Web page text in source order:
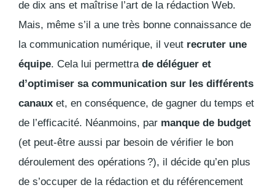
de dix ans et maîtrise l’art de la rédaction Web.
Mais, même s’il a une très bonne connaissance de
la communication numérique, il veut recruter une
équipe. Cela lui permettra de déléguer et
d’optimiser sa communication sur les différents
canaux et, en conséquence, de gagner du temps et
de l’efficacité. Néanmoins, par manque de budget
(et peut-être aussi par besoin de vérifier le bon
déroulement des opérations ?), il décide qu’en plus
de s’occuper de la rédaction et du référencement